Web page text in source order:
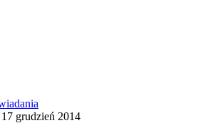
grudzień 2014